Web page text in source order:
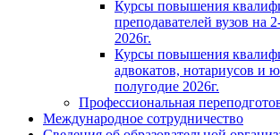
Курсы повышения
преподавателей вузов на
2026г.
Курсы повышения
адвокатов, нотариусов и
полугодие 2026г.
Профессиональная
Международное сотрудничество